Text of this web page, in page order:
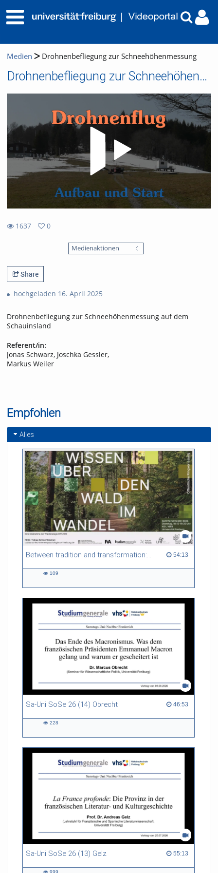
Medien Drohnenbefliegung zur Schneehöhenmessung
Drohnenbefliegung zur Schneehöhenmessung
1637
0
Medienaktionen
Share
hochgeladen 16. April 2025
Drohnenbefliegung zur Schneehöhenmessung auf dem
Schauinsland
Referent/in:
Jonas Schwarz, Joschka Gessler,
Markus Weiler
Empfohlen
Alles
Between tradition and transformation: how owners, advisers and institutions co-create knowledge for resilient forests in Europe 54:13
54:13 duration
109
Sa-Uni SoSe 26 (14) Obrecht 46:53
46:53 duration
228
Sa-Uni SoSe 26 (13) Gelz 55:13
55:13 duration